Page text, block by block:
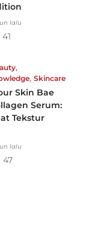
lalu
41
,
, Skincare
Skin Bae
Serum:
Tekstur
lalu
47